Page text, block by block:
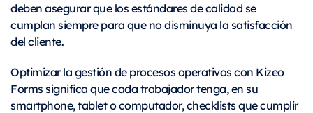
deben asegurar que los estándares de calidad se
cumplan siempre para que no disminuya la satisfacción
del cliente.
Optimizar la gestión de procesos operativos con Kizeo
Forms significa que cada trabajador tenga, en su
smartphone, tablet o computador, checklists que cumplir